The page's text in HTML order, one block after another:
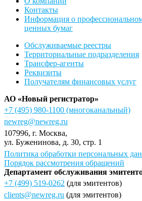
Контакты
Информация о
ценных бумаг
Обслуживаемые реестры
Территориальные подразделения
Трансфер-агенты
Реквизиты
Получателям финансовых услуг
АО «Новый регистратор»
+7 (495) 980-1100 (многоканальный)
newreg@newreg.ru
107996, г. Москва,
ул. Буженинова, д. 30, стр. 1
Политика обработки персональных
Порядок рассмотрения обращений
Департамент обслуживания
+7 (499) 519-0262 (для эмитентов)
clients@newreg.ru (для эмитентов)